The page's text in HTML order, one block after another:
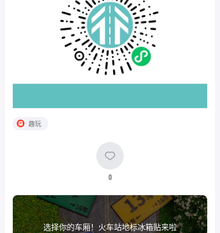
趣玩
0
选择你的车厢！火车站地标冰箱贴来啦